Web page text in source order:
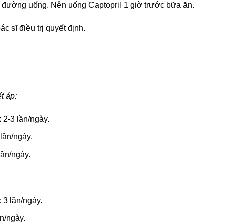
đường uống. Nên uống Captopril 1 giờ trước bữa ăn.
sĩ điều trị quyết định.
áp:
2-3 lần/ngày.
ngày.
ngày.
3 lần/ngày.
ngày.